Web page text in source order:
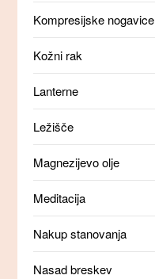
Kompresijske nogavice
Kožni rak
Lanterne
Ležišče
Magnezijevo olje
Meditacija
Nakup stanovanja
Nasad breskev